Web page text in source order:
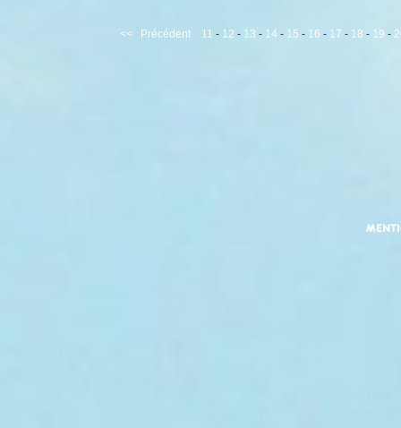
<< Précédent 11 - 12 - 13 - 14 - 15 - 16 - 17 - 18 - 19 -